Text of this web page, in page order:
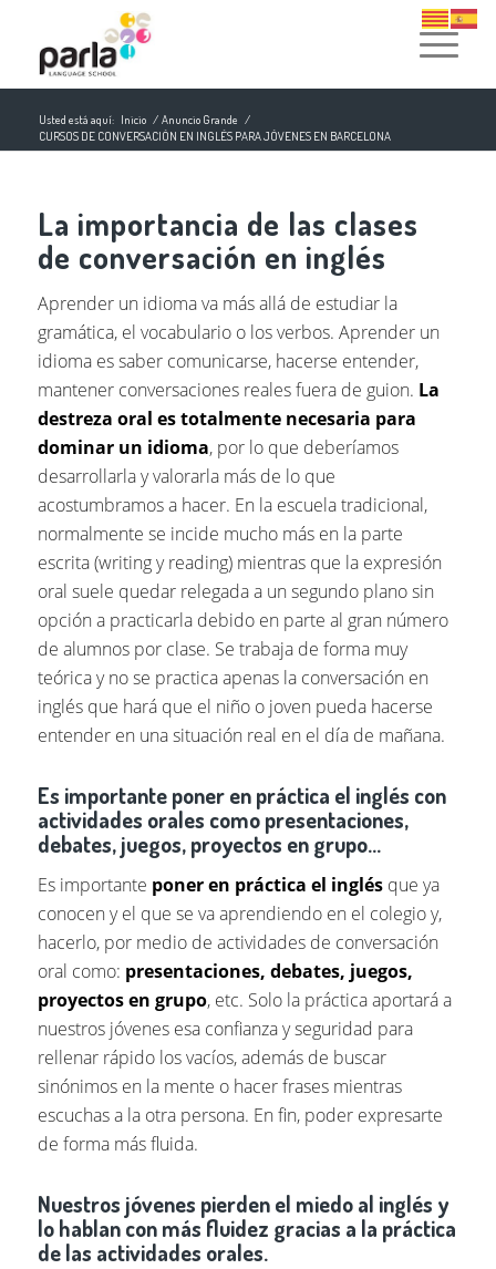
Usted está aquí: Inicio / Anuncio Grande /
CURSOS DE CONVERSACIÓN EN INGLÉS PARA JÓVENES EN BARCELONA
La importancia de las clases
de conversación en inglés
Aprender un idioma va más allá de estudiar la
gramática, el vocabulario o los verbos. Aprender un
idioma es saber comunicarse, hacerse entender,
mantener conversaciones reales fuera de guion. La
destreza oral es totalmente necesaria para
dominar un idioma, por lo que deberíamos
desarrollarla y valorarla más de lo que
acostumbramos a hacer. En la escuela tradicional,
normalmente se incide mucho más en la parte
escrita (writing y reading) mientras que la expresión
oral suele quedar relegada a un segundo plano sin
opción a practicarla debido en parte al gran número
de alumnos por clase. Se trabaja de forma muy
teórica y no se practica apenas la conversación en
inglés que hará que el niño o joven pueda hacerse
entender en una situación real en el día de mañana.
Es importante poner en práctica el inglés con
actividades orales como presentaciones,
debates, juegos, proyectos en grupo…
Es importante poner en práctica el inglésque ya
conocen y el que se va aprendiendo en el colegio y,
hacerlo, por medio de actividades de conversación
oral como: presentaciones, debates, juegos,
proyectos en grupo, etc. Solo la práctica aportará a
nuestros jóvenes esa confianza y seguridad para
rellenar rápido los vacíos, además de buscar
sinónimos en la mente o hacer frases mientras
escuchas a la otra persona. En fin, poder expresarte
de forma más fluida.
Nuestros jóvenes pierden el miedo al inglés y
lo hablan con más fluidez gracias a la práctica
de las actividades orales.